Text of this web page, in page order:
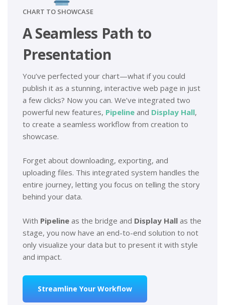
CHART TO SHOWCASE
A Seamless Path to
Presentation
You’ve perfected your chart—what if you could
publish it as a stunning, interactive web page in just
a few clicks? Now you can. We’ve integrated two
powerful new features, Pipeline and Display Hall,
to create a seamless workflow from creation to
showcase.
Forget about downloading, exporting, and
uploading files. This integrated system handles the
entire journey, letting you focus on telling the story
behind your data.
With Pipeline as the bridge and Display Hall as the
stage, you now have an end-to-end solution to not
only visualize your data but to present it with style
and impact.
Streamline Your Workflow